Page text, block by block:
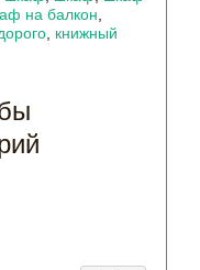
на балкон
книжный